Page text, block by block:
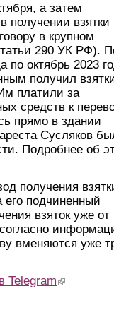
а затем
получении взятки
в крупном
290 УК РФ).
по октябрь 2023
получил
платили за
средств к
прямо в здании
Сусляков
Подробнее об
получения
подчиненный
взяток уже от
вменяются уже
Telegram (link is